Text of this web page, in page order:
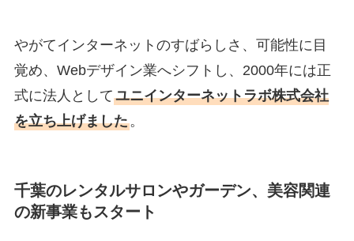
やがてインターネットのすばらしさ、可能性に目
覚め、Webデザイン業へシフトし、2000年には正
式に法人としてユニインターネットラボ株式会社
を立ち上げました。
千葉のレンタルサロンやガーデン、美容関連
の新事業もスタート